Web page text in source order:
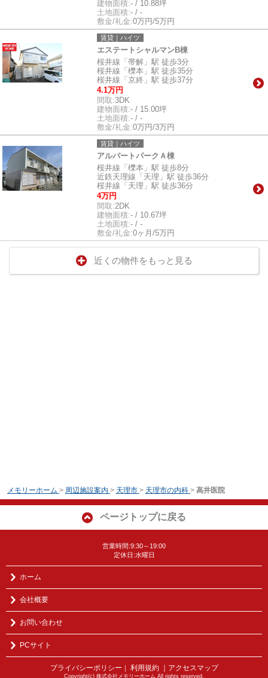
建物面積:- / 10.88坪
土地面積:- / -
敷金/礼金:0万円/5万円
賃貸｜ハイツ
エステートシャルマンB棟
桜井線「帯解」駅 徒歩3分
桜井線「櫟本」駅 徒歩35分
桜井線「京終」駅 徒歩37分
4.1万円
間取:3DK
建物面積:- / 15.00坪
土地面積:- / -
敷金/礼金:0万円/3万円
賃貸｜ハイツ
アルバートパークＡ棟
桜井線「櫟本」駅 徒歩8分
近鉄天理線「天理」駅 徒歩36分
桜井線「天理」駅 徒歩36分
4万円
間取:2DK
建物面積:- / 10.67坪
土地面積:- / -
敷金/礼金:0ヶ月/5万円
近くの物件をもっと見る
メモリーホーム > 周辺施設案内 > 天理市 > 天理市の内科 > 高井医院
ページトップに戻る
営業時間:9:30～19:00
定休日:水曜日
ホーム
会社概要
お問い合わせ
PCサイト
プライバシーポリシー ｜ 利用規約 ｜アクセスマップ
Copyright(c) 株式会社メモリーホーム All rights reserved.